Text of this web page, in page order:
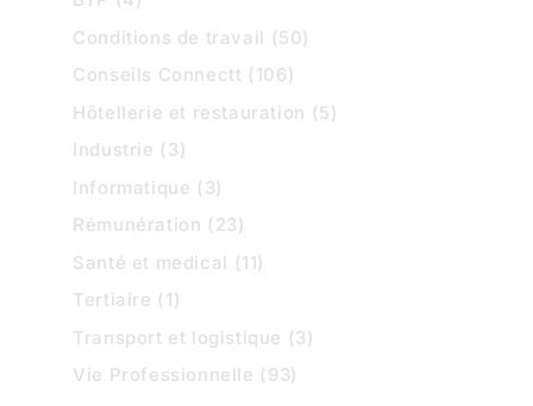
Conditions de travail (50)
Conseils Connectt (106)
Hôtellerie et restauration (5)
Industrie (3)
Informatique (3)
Rémunération (23)
Santé et medical (11)
Tertiaire (1)
Transport et logistique (3)
Vie Professionnelle (93)